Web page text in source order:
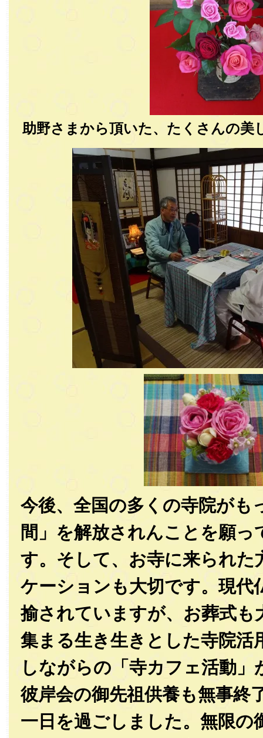
助野さまから頂いた、たくさんの美
今後、全国の多くの寺院がも
間」を解放されんことを願
す。そして、お寺に来られた
ケーションも大切です。現代
揄されていますが、お葬式も
集まる生き生きとした寺院活
しながらの「寺カフェ活動
彼岸会の御先祖供養も無事終
一日を過ごしました。無限の